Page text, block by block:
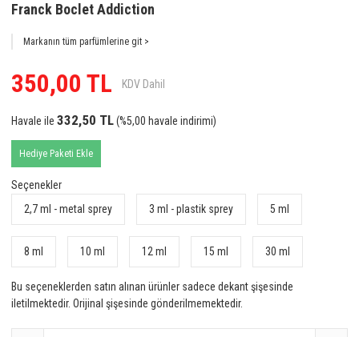
Franck Boclet Addiction
Markanın tüm parfümlerine git >
350,00 TL KDV Dahil
Havale ile 332,50 TL(%5,00 havale indirimi)
Hediye Paketi Ekle
Seçenekler
2,7 ml - metal sprey
3 ml - plastik sprey 5 ml
8 ml 10 ml 12 ml 15 ml 30 ml
Bu seçeneklerden satın alınan ürünler sadece dekant şişesinde
iletilmektedir. Orijinal şişesinde gönderilmemektedir.